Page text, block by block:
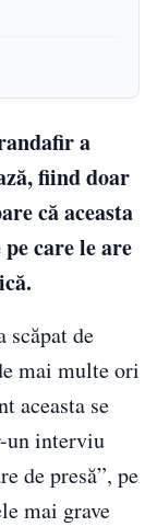
a
fiind doar
că aceasta
care le are
scăpat de
mai multe ori
aceasta se
un interviu
de presă”, pe
mai grave